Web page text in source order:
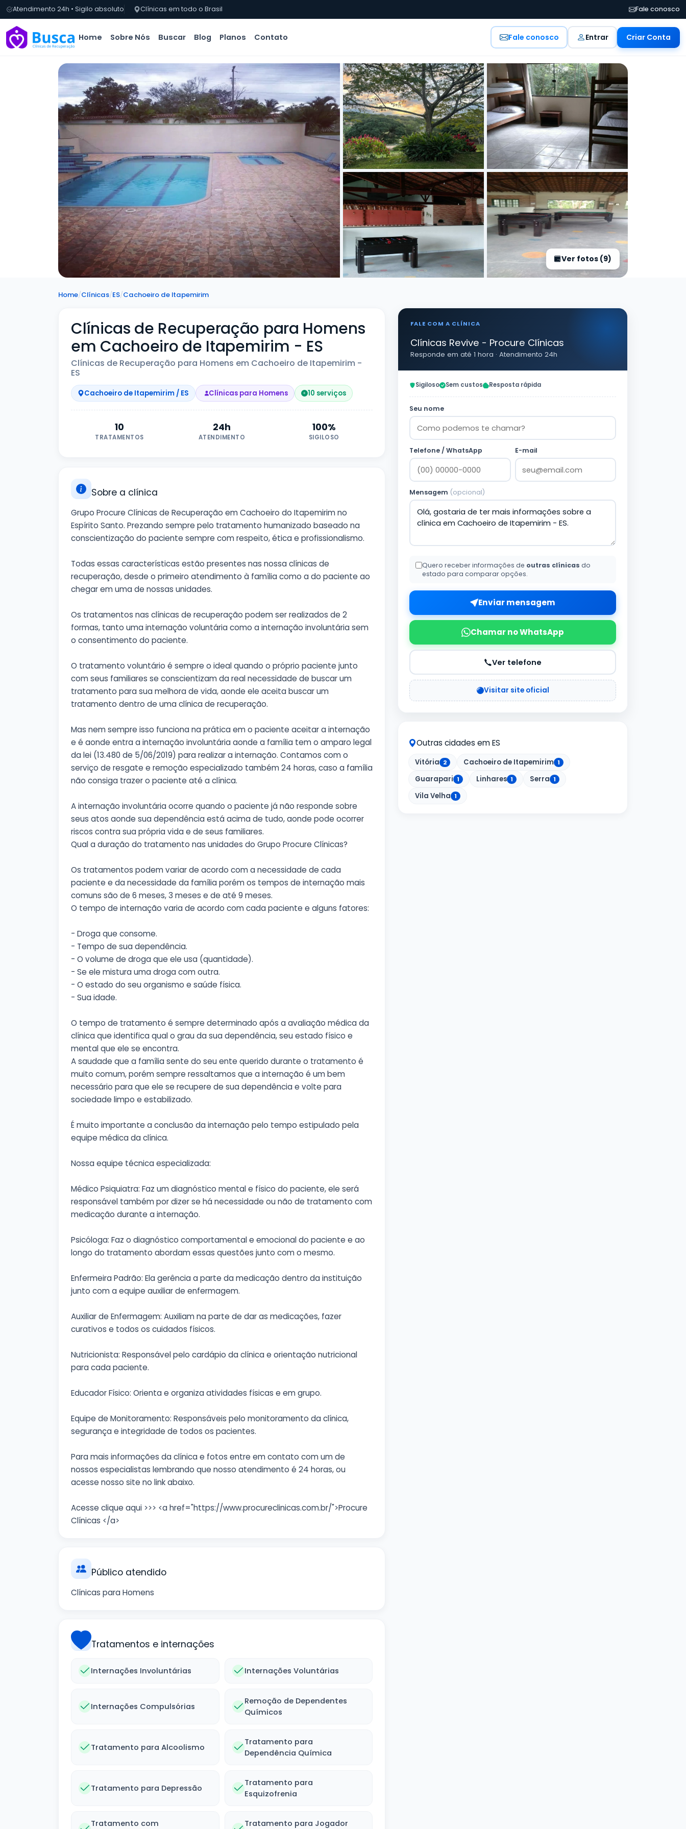
Atendimento 24h • Sigilo absoluto Clínicas em todo o Brasil Fale conosco
Home Sobre Nós Buscar Blog Planos Contato Fale conosco Entrar Criar Conta
Ver fotos (9)
Home/Clínicas/ES/Cachoeiro de Itapemirim
Clínicas de Recuperação para Homens
em Cachoeiro de Itapemirim - ES
Clínicas de Recuperação para Homens em Cachoeiro de Itapemirim -
ES
Cachoeiro de Itapemirim / ES Clínicas para Homens 10 serviços
10
TRATAMENTOS
24h
ATENDIMENTO
100%
SIGILOSO
Sobre a clínica
Grupo Procure Clínicas de Recuperação em Cachoeiro do Itapemirim no
Espírito Santo. Prezando sempre pelo tratamento humanizado baseado na
conscientização do paciente sempre com respeito, ética e profissionalismo.
Todas essas características estão presentes nas nossa clínicas de
recuperação, desde o primeiro atendimento à família como a do paciente ao
chegar em uma de nossas unidades.
Os tratamentos nas clínicas de recuperação podem ser realizados de 2
formas, tanto uma internação voluntária como a internação involuntária sem
o consentimento do paciente.
O tratamento voluntário é sempre o ideal quando o próprio paciente junto
com seus familiares se conscientizam da real necessidade de buscar um
tratamento para sua melhora de vida, aonde ele aceita buscar um
tratamento dentro de uma clínica de recuperação.
Mas nem sempre isso funciona na prática em o paciente aceitar a internação
e é aonde entra a internação involuntária aonde a família tem o amparo legal
da lei (13.480 de 5/06/2019) para realizar a internação. Contamos com o
serviço de resgate e remoção especializado também 24 horas, caso a família
não consiga trazer o paciente até a clínica.
A internação involuntária ocorre quando o paciente já não responde sobre
seus atos aonde sua dependência está acima de tudo, aonde pode ocorrer
riscos contra sua própria vida e de seus familiares.
Qual a duração do tratamento nas unidades do Grupo Procure Clínicas?
Os tratamentos podem variar de acordo com a necessidade de cada
paciente e da necessidade da família porém os tempos de internação mais
comuns são de 6 meses, 3 meses e de até 9 meses.
O tempo de internação varia de acordo com cada paciente e alguns fatores:
- Droga que consome.
- Tempo de sua dependência.
- O volume de droga que ele usa (quantidade).
- Se ele mistura uma droga com outra.
- O estado do seu organismo e saúde física.
- Sua idade.
O tempo de tratamento é sempre determinado após a avaliação médica da
clínica que identifica qual o grau da sua dependência, seu estado físico e
mental que ele se encontra.
A saudade que a família sente do seu ente querido durante o tratamento é
muito comum, porém sempre ressaltamos que a internação é um bem
necessário para que ele se recupere de sua dependência e volte para
sociedade limpo e estabilizado.
É muito importante a conclusão da internação pelo tempo estipulado pela
equipe médica da clínica.
Nossa equipe técnica especializada:
Médico Psiquiatra: Faz um diagnóstico mental e físico do paciente, ele será
responsável também por dizer se há necessidade ou não de tratamento com
medicação durante a internação.
Psicóloga: Faz o diagnóstico comportamental e emocional do paciente e ao
longo do tratamento abordam essas questões junto com o mesmo.
Enfermeira Padrão: Ela gerência a parte da medicação dentro da instituição
junto com a equipe auxiliar de enfermagem.
Auxiliar de Enfermagem: Auxiliam na parte de dar as medicações, fazer
curativos e todos os cuidados físicos.
Nutricionista: Responsável pelo cardápio da clínica e orientação nutricional
para cada paciente.
Educador Físico: Orienta e organiza atividades físicas e em grupo.
Equipe de Monitoramento: Responsáveis pelo monitoramento da clínica,
segurança e integridade de todos os pacientes.
Para mais informações da clínica e fotos entre em contato com um de
nossos especialistas lembrando que nosso atendimento é 24 horas, ou
acesse nosso site no link abaixo.
Acesse clique aqui >>> <a href="https://www.procureclinicas.com.br/">Procure
Clínicas </a>
Público atendido
Clínicas para Homens
Tratamentos e internações
Internações Involuntárias Internações Voluntárias
Internações Compulsórias
Remoção de Dependentes
Químicos
Tratamento para Alcoolismo
Tratamento para
Dependência Química
Tratamento para Depressão
Tratamento para
Esquizofrenia
Tratamento com Tratamento para Jogador
FALE COM A CLÍNICA
Clínicas Revive - Procure Clínicas
Responde em até 1 hora · Atendimento 24h
Sigiloso Sem custos Resposta rápida
Seu nome
Telefone / WhatsApp E-mail
Mensagem (opcional)
Quero receber informações de outras clínicas do
estado para comparar opções.
Enviar mensagem
Chamar no WhatsApp
Ver telefone
Visitar site oficial
Outras cidades em ES
Vitória 2 Cachoeiro de Itapemirim 1
Guarapari 1 Linhares 1 Serra 1
Vila Velha 1